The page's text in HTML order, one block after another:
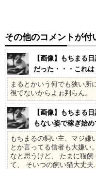
その他のコメントが付
【画像】もちまる
だった・・・これは
まるとかいう何でも狭い所
視てないからよぉ判らん。
【画像】もちまる
もない姿で稼ぎ始め
もちまるの飼い主、マジ嫌
とか言ってる信者も大嫌い
なと思うけど、 たまに猫
て、 そいつの飼い猫大丈夫...